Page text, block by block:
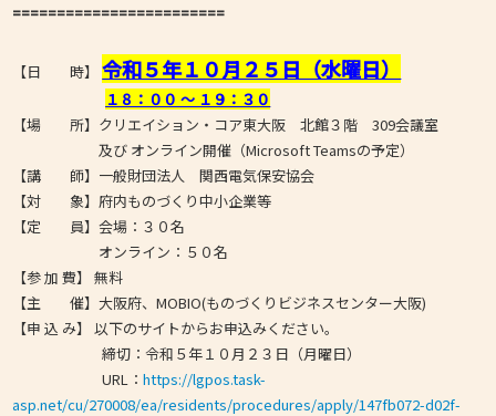
========================
【日 時】令和５年１０月２５ 日（水曜日）
１８：００ ～ １９：３０
【場 所】クリエイション・コア東大阪 北館３階 309会議室
及び オンライン開催（Microsoft Teamsの予定）
【講 師】一般財団法人 関西電気保安協会
【対 象】府内ものづくり中小企業等
【定 員】会場：３０名
オンライン：５０名
【参 加 費】 無料
【主 催】大阪府、MOBIO(ものづくりビジネスセンター大阪)
【申 込 み】 以下のサイトからお申込みください。
締切：令和５年１０月２３日（月曜日）
URL：https://lgpos.task-
asp.net/cu/270008/ea/residents/procedures/apply/147fb072-d02f-